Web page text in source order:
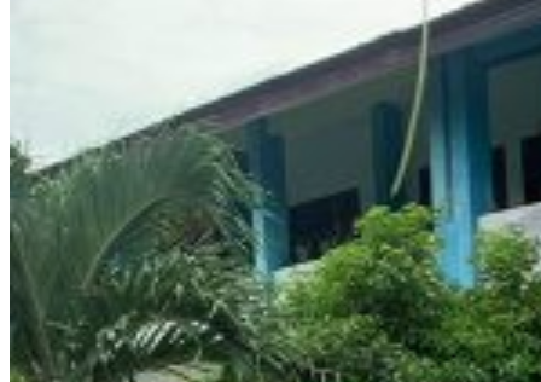
Negeri
2
Banda
Aceh